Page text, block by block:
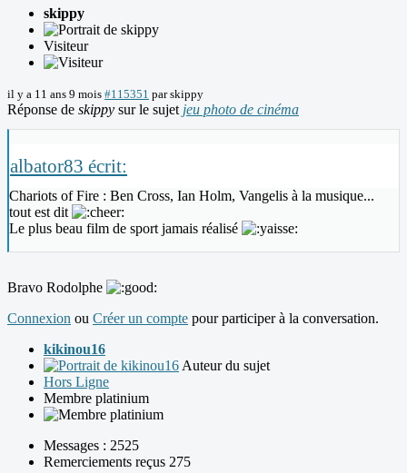
skippy
Visiteur
il y a 11 ans 9 mois #115351 parskippy
Réponse de skippy sur le sujet jeu photo de cinéma
albator83 écrit:
Chariots of Fire : Ben Cross, Ian Holm, Vangelis à la musique...
tout est dit
Le plus beau film de sport jamais réalisé
Bravo Rodolphe
Connexion ou Créer un compte pour participer à la conversation.
kikinou16
Auteur du sujet
Hors Ligne
Membre platinium
Messages : 2525
Remerciements reçus 275